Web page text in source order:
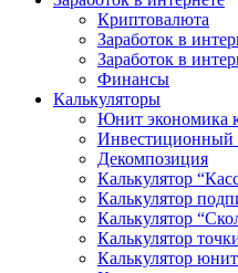
Криптовалюта
Заработок в
Заработок в
Финансы
Калькуляторы
Юнит экономика
Инвестиционный
Декомпозиция
Калькулятор
Калькулятор
Калькулятор
Калькулятор
Калькулятор